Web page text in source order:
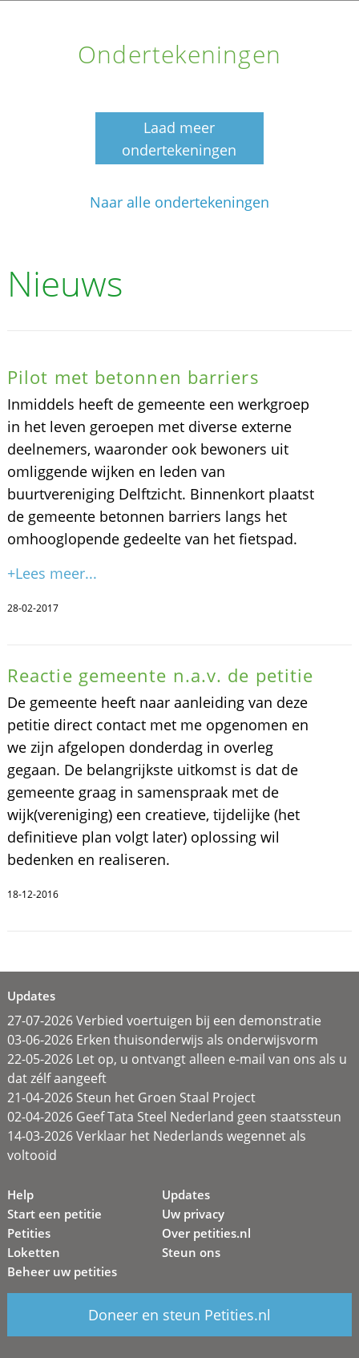
Ondertekeningen
Laad meer
ondertekeningen
Naar alle ondertekeningen
Nieuws
Pilot met betonnen barriers
Inmiddels heeft de gemeente een werkgroep
in het leven geroepen met diverse externe
deelnemers, waaronder ook bewoners uit
omliggende wijken en leden van
buurtvereniging Delftzicht. Binnenkort plaatst
de gemeente betonnen barriers langs het
omhooglopende gedeelte van het fietspad.
+Lees meer...
28-02-2017
Reactie gemeente n.a.v. de petitie
De gemeente heeft naar aanleiding van deze
petitie direct contact met me opgenomen en
we zijn afgelopen donderdag in overleg
gegaan. De belangrijkste uitkomst is dat de
gemeente graag in samenspraak met de
wijk(vereniging) een creatieve, tijdelijke (het
definitieve plan volgt later) oplossing wil
bedenken en realiseren.
18-12-2016
Updates
27-07-2026 Verbied voertuigen bij een demonstratie
03-06-2026 Erken thuisonderwijs als onderwijsvorm
22-05-2026 Let op, u ontvangt alleen e-mail van ons als u
dat zélf aangeeft
21-04-2026 Steun het Groen Staal Project
02-04-2026 Geef Tata Steel Nederland geen staatssteun
14-03-2026 Verklaar het Nederlands wegennet als
voltooid
Help
Start een petitie
Petities
Loketten
Beheer uw petities
Updates
Uw privacy
Over petities.nl
Steun ons
Doneer en steun Petities.nl